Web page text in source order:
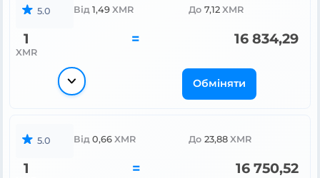
5.0 Від 1,49 XMR До 7,12 XMR
1
XMR
= 16 834,29
Обміняти
5.0 Від 0,66 XMR До 23,88 XMR
1 = 16 750,52